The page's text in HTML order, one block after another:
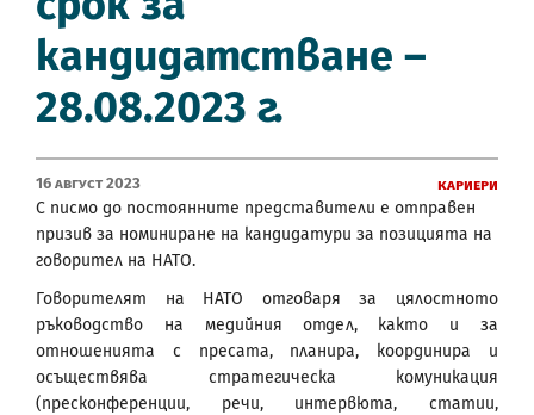
кандидатстване –
28.08.2023 г.
16 Август 2023 Кариери
С писмо до постоянните представители е отправен
призив за номиниране на кандидатури за позицията на
говорител на НАТО.
Говорителят на НАТО отговаря за цялостното
ръководство на медийния отдел, както и за
отношенията с пресата, планира, координира и
осъществява стратегическа комуникация
(пресконференции, речи, интервюта, статии,